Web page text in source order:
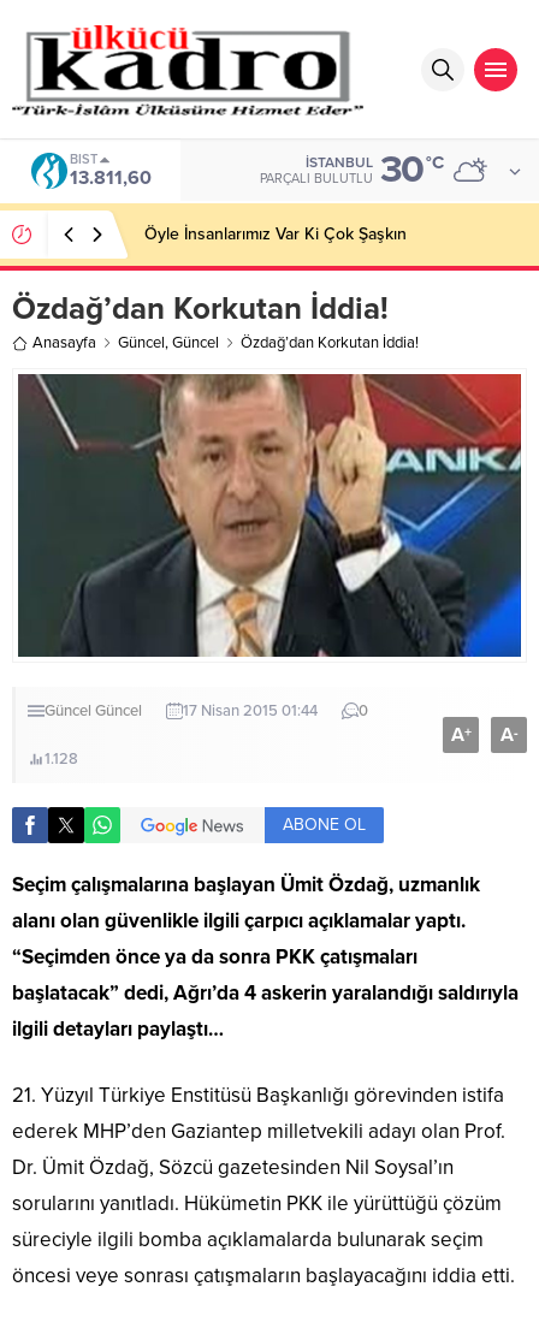
BIST
13.811,60
İSTANBUL
PARÇALI BULUTLU 30°C
Öyle İnsanlarımız Var Ki Çok Şaşkın
Özdağ’dan Korkutan İddia!
Anasayfa Güncel,Güncel Özdağ’dan Korkutan İddia!
Güncel Güncel 17 Nisan 2015 01:44 0
1.128
A+ A-
ABONE OL
Seçim çalışmalarına başlayan Ümit Özdağ, uzmanlık
alanı olan güvenlikle ilgili çarpıcı açıklamalar yaptı.
“Seçimden önce ya da sonra PKK çatışmaları
başlatacak” dedi, Ağrı’da 4 askerin yaralandığı saldırıyla
ilgili detayları paylaştı…
21. Yüzyıl Türkiye Enstitüsü Başkanlığı görevinden istifa
ederek MHP’den Gaziantep milletvekili adayı olan Prof.
Dr. Ümit Özdağ, Sözcü gazetesinden Nil Soysal’ın
sorularını yanıtladı. Hükümetin PKK ile yürüttüğü çözüm
süreciyle ilgili bomba açıklamalarda bulunarak seçim
öncesi veye sonrası çatışmaların başlayacağını iddia etti.